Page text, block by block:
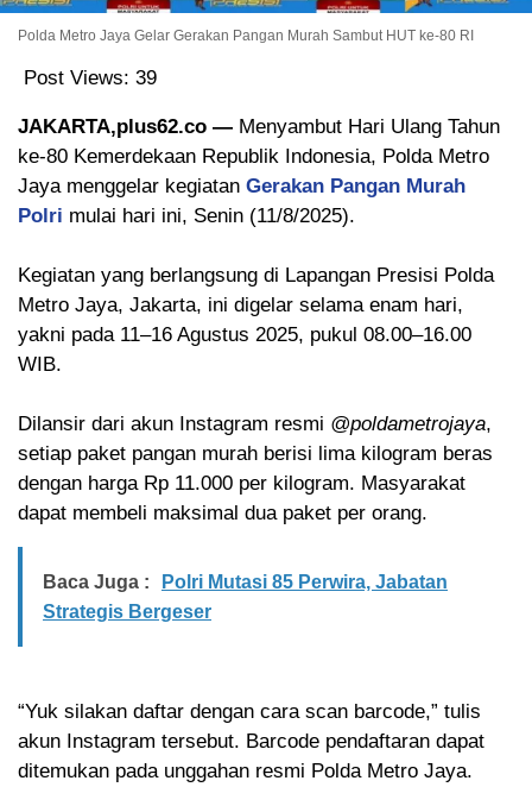
Polda Metro Jaya Gelar Gerakan Pangan Murah Sambut HUT ke-80 RI
Post Views: 39
JAKARTA,plus62.co — Menyambut Hari Ulang Tahun
ke-80 Kemerdekaan Republik Indonesia, Polda Metro
Jaya menggelar kegiatan Gerakan Pangan Murah
Polri mulai hari ini, Senin (11/8/2025).
Kegiatan yang berlangsung di Lapangan Presisi Polda
Metro Jaya, Jakarta, ini digelar selama enam hari,
yakni pada 11–16 Agustus 2025, pukul 08.00–16.00
WIB.
Dilansir dari akun Instagram resmi @poldametrojaya,
setiap paket pangan murah berisi lima kilogram beras
dengan harga Rp 11.000 per kilogram. Masyarakat
dapat membeli maksimal dua paket per orang.
Baca Juga :
Polri Mutasi 85 Perwira, Jabatan
Strategis Bergeser
“Yuk silakan daftar dengan cara scan barcode,” tulis
akun Instagram tersebut. Barcode pendaftaran dapat
ditemukan pada unggahan resmi Polda Metro Jaya.